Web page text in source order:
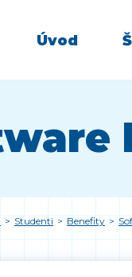
Úvod
> Studenti > Benefity >